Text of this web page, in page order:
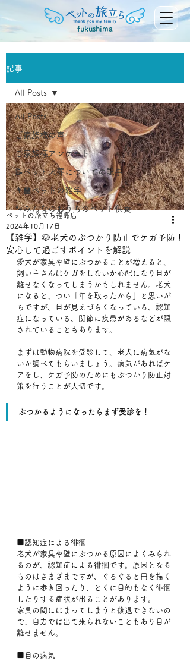
fukushima
記事
All Posts
ご家族様の声
ご家族様アンケート
📝ペット火葬についての記事
👨‍🏫ペットの雑学
🐾みんなのおうちのペット供養
All Posts
【雑学】🐶老犬のぶつかり防止でケガ予防！
安心して過ごすポイントを解説
ペットの旅立ち福島店
2024年10月17日
愛犬が家具や壁にぶつかることが増えると、
飼い主さんはケガをしないか心配になり目が
離せなくなってしまうかもしれません。老犬
になると、つい「年を取ったから」と思いが
ちですが、目が見えづらくなっている、認知
症になっている、関節に疾患があるなどが隠
されていることもあります。
まずは動物病院を受診して、老犬に病気がな
いか調べてもらいましょう。病気があればケ
アをし、ケガ予防のためにもぶつかり防止対
策を行うことが大切です。
ぶつかるようになったらまず受診を！
認知症による徘徊
老犬が家具や壁にぶつかる原因によくみられ
るのが、認知症による徘徊です。原因となる
ものはさまざまですが、ぐるぐると円を描く
ように歩き回ったり、とくに目的もなく徘徊
したりする症状が出ることがあります。
家具の間にはまってしまうと後退できないの
で、自力では出て来られないこともあり目が
離せません。
目の病気